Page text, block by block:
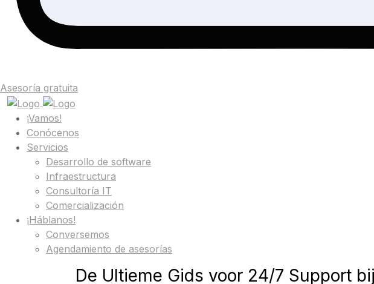
Asesoría gratuita
¡Vamos!
Conócenos
Servicios
Desarrollo de software
Infraestructura
Consultoría IT
Comercialización
¡Háblanos!
Conversemos
Agendamiento de asesorías
De Ultieme Gids voor 24/7 Support